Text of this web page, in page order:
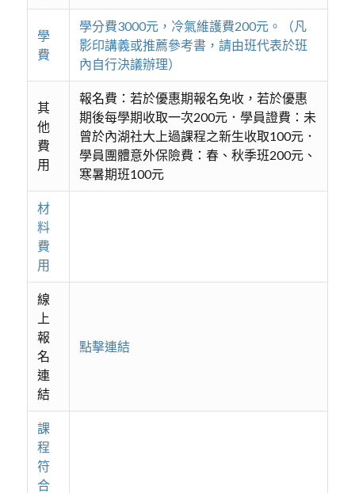
學
費
學分費3000元，冷氣維護費200元。（凡
影印講義或推薦參考書，請由班代表於班
內自行決議辦理）
其
他
費
用
報名費：若於優惠期報名免收，若於優惠
期後每學期收取一次200元．學員證費：未
曾於內湖社大上過課程之新生收取100元．
學員團體意外保險費：春、秋季班200元、
寒暑期班100元
材
料
費
用
線
上
報
名
連
結
點擊連結
課
程
符
合